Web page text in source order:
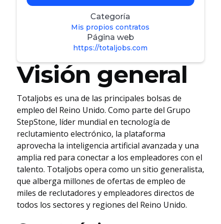
Categoría
Mis propios contratos
Página web
https://totaljobs.com
Visión general
Totaljobs es una de las principales bolsas de
empleo del Reino Unido. Como parte del Grupo
StepStone, líder mundial en tecnología de
reclutamiento electrónico, la plataforma
aprovecha la inteligencia artificial avanzada y una
amplia red para conectar a los empleadores con el
talento. Totaljobs opera como un sitio generalista,
que alberga millones de ofertas de empleo de
miles de reclutadores y empleadores directos de
todos los sectores y regiones del Reino Unido.